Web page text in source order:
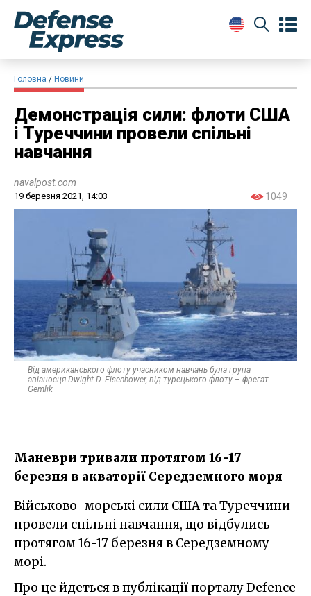
Головна Новини
Демонстрація сили: флоти США
і Туреччини провели спільні
навчання
navalpost.com
19 березня 2021, 14:03 1049
Від американського флоту учасником навчань була група
авіаносця Dwight D. Eisenhower, від турецького флоту – фрегат
Gemlik
Маневри тривали протягом 16-17
березня в акваторії Середземного моря
Військово-морські сили США та Туреччини
провели спільні навчання, що відбулись
протягом 16-17 березня в Середземному
морі.
Про це йдеться в публікації порталу Defence